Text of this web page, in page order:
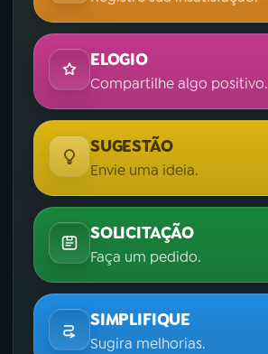
ELOGIO
Compartilhe algo positivo.
SUGESTÃO
Envie uma ideia.
SOLICITAÇÃO
Faça um pedido.
SIMPLIFIQUE
Sugira melhorias.